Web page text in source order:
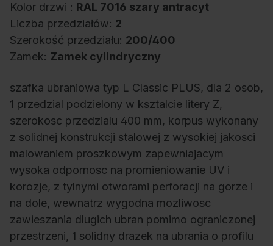
Kolor drzwi : RAL 7016 szary antracyt
Liczba przedziałów: 2
Szerokość przedziału: 200/400
Zamek: Zamek cylindryczny
szafka ubraniowa typ L Classic PLUS, dla 2 osob,
1 przedzial podzielony w ksztalcie litery Z,
szerokosc przedzialu 400 mm, korpus wykonany
z solidnej konstrukcji stalowej z wysokiej jakosci
malowaniem proszkowym zapewniajacym
wysoka odpornosc na promieniowanie UV i
korozje, z tylnymi otworami perforacji na gorze i
na dole, wewnatrz wygodna mozliwosc
zawieszania dlugich ubran pomimo ograniczonej
przestrzeni, 1 solidny drazek na ubrania o profilu